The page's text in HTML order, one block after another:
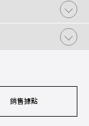
銷售據點